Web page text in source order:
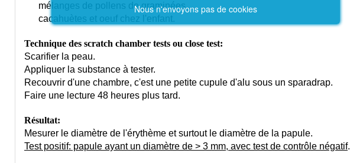
Nous n'envoyons pas de cookies
mélanges de pollens de graminées.
cacahuètes et oeuf chez l'enfant.
Technique des scratch chamber tests ou close test:
Scarifier la peau.
Appliquer la substance à tester.
Recouvrir d'une chambre, c'est une petite cupule d'alu sous un sparadrap.
Faire une lecture 48 heures plus tard.
Résultat:
Mesurer le diamètre de l'érythème et surtout le diamètre de la papule.
Test positif: papule ayant un diamètre de > 3 mm, avec test de contrôle négatif.